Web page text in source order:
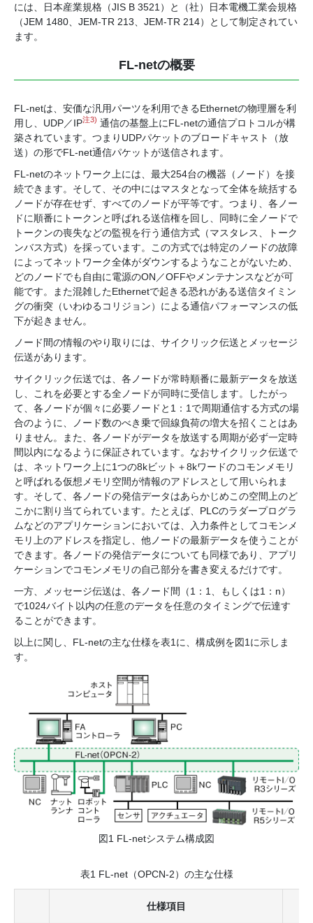
には、日本産業規格（JIS B 3521）と（社）日本電機工業会規格
（JEM 1480、JEM-TR 213、JEM-TR 214）として制定されてい
ます。
FL-netの概要
FL-netは、安価な汎用パーツを利用できるEthernetの物理層を利
用し、UDP／IP注3) 通信の基盤上にFL-netの通信プロトコルが構
築されています。つまりUDPパケットのブロードキャスト（放
送）の形でFL-net通信パケットが送信されます。
FL-netのネットワーク上には、最大254台の機器（ノード）を接
続できます。そして、その中にはマスタとなって全体を統括する
ノードが存在せず、すべてのノードが平等です。つまり、各ノー
ドに順番にトークンと呼ばれる送信権を回し、同時に全ノードで
トークンの喪失などの監視を行う通信方式（マスタレス、トーク
ンバス方式）を採っています。この方式では特定のノードの故障
によってネットワーク全体がダウンするようなことがないため、
どのノードでも自由に電源のON／OFFやメンテナンスなどが可
能です。また混雑したEthernetで起きる恐れがある送信タイミン
グの衝突（いわゆるコリジョン）による通信パフォーマンスの低
下が起きません。
ノード間の情報のやり取りには、サイクリック伝送とメッセージ
伝送があります。
サイクリック伝送では、各ノードが常時順番に最新データを放送
し、これを必要とする全ノードが同時に受信します。したがっ
て、各ノードが個々に必要ノードと1：1で周期通信する方式の場
合のように、ノード数のべき乗で回線負荷の増大を招くことはあ
りません。また、各ノードがデータを放送する周期が必ず一定時
間以内になるように保証されています。なおサイクリック伝送で
は、ネットワーク上に1つの8kビット＋8kワードのコモンメモリ
と呼ばれる仮想メモリ空間が情報のアドレスとして用いられま
す。そして、各ノードの発信データはあらかじめこの空間上のど
こかに割り当てられています。たとえば、PLCのラダープログラ
ムなどのアプリケーションにおいては、入力条件としてコモンメ
モリ上のアドレスを指定し、他ノードの最新データを使うことが
できます。各ノードの発信データについても同様であり、アプリ
ケーションでコモンメモリの自己部分を書き変えるだけです。
一方、メッセージ伝送は、各ノード間（1：1、もしくは1：n）
で1024バイト以内の任意のデータを任意のタイミングで伝達す
ることができます。
以上に関し、FL-netの主な仕様を表1に、構成例を図1に示しま
す。
図1 FL-netシステム構成図
表1 FL-net（OPCN-2）の主な仕様
仕様項目